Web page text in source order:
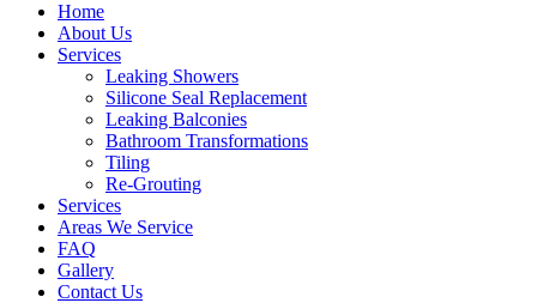
Home
About Us
Services
Leaking Showers
Silicone Seal Replacement
Leaking Balconies
Bathroom Transformations
Tiling
Re-Grouting
Services
Areas We Service
FAQ
Gallery
Contact Us